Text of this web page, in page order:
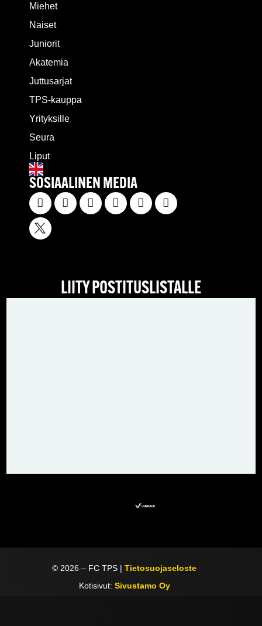
Miehet
Naiset
Juniorit
Akatemia
Juttusarjat
TPS-kauppa
Yrityksille
Seura
Liput
SOSIAALINEN MEDIA
LIITY POSTITUSLISTALLE
© 2026 – FC TPS |Tietosuojaseloste
Kotisivut: Sivustamo Oy